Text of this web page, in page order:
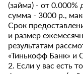
(займа) - от
сумма - 3000 р.,
Срок
и размер
результатам
«Тинькофф Банк»
2. Если у вас есть